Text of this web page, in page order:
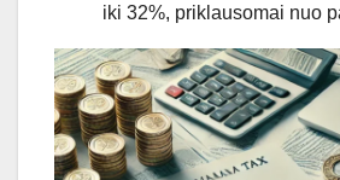
iki 32%, priklausomai nuo